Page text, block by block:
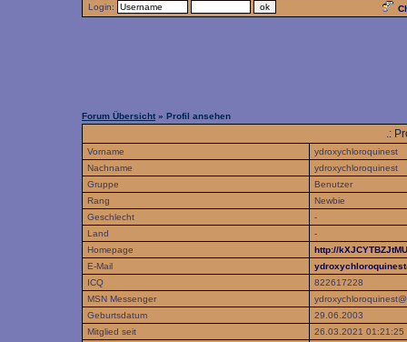
Login:
Forum Übersicht » Profil ansehen
.:
Vorname
ydroxychloroquinest
Nachname
ydroxychloroquinest
Gruppe
Benutzer
Rang
Newbie
Geschlecht
-
Land
-
Homepage
http://
E-Mail
ICQ
822617228
MSN Messenger
Geburtsdatum
29.06.2003
Mitglied seit
26.03.2021 01:21:25